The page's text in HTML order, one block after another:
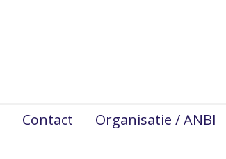
Contact Organisatie / ANBI